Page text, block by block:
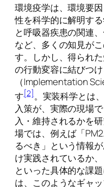
環境疫学は、環境要
性を科学的に解明す
と呼吸器疾患の関連
など、多くの知見が
す。しかし、得られ
の行動変容に結びつ
（Implementation
す[2]。実装科学とは
入策が、実際の現場
入・維持されるかを
場では、例えば「
るべき」という情報
け実践されているか
といった具体的な課
は、このようなギャ